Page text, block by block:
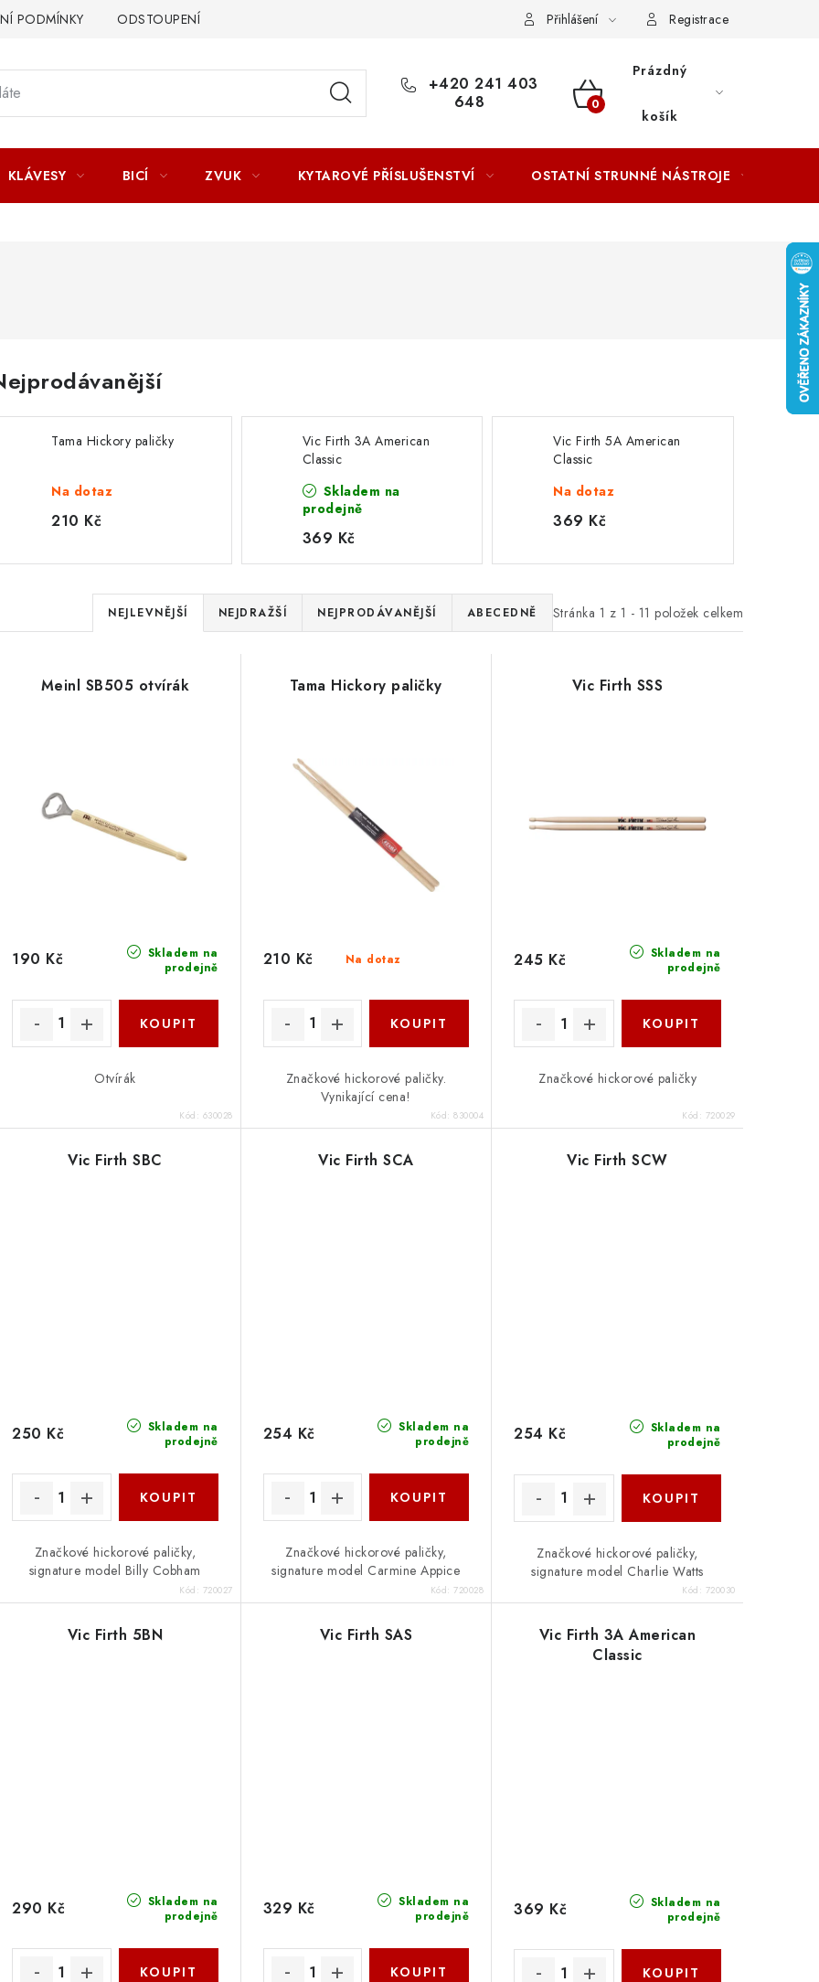
PODMÍNKY ODSTOUPENÍ OD SMLOUVY ZÁSADY ZPRACOVÁNÍ OSOBNÍCH ÚDAJŮ
Přihlášení Registrace
+420 241 403
648
NÁKUPNÍ
Prázdný
košík
KLÁVESY BICÍ ZVUK KYTAROVÉ PŘÍSLUŠENSTVÍ OSTATNÍ STRUNNÉ NÁSTROJE
Tama Hickory paličky
Na dotaz
210 Kč
Vic Firth 3A American
Classic
Skladem na
prodejně
369 Kč
Vic Firth 5A American
Classic
Na dotaz
369 Kč
Stránka 1 z 1 - 11 položek celkem
Ř
a
z
p
k
t
ů
NEJLEVNĚJŠÍ NEJDRAŽŠÍ NEJPRODÁVANĚJŠÍ ABECEDNĚ
Meinl SB505 otvírák
Skladem na
prodejně
190 Kč
Otvírák
Kód: 630028
Tama Hickory paličky
Na dotaz
210 Kč
Značkové hickorové paličky.
Vynikající cena!
Kód:830004
Vic Firth SSS
Skladem na
prodejně
245 Kč
Značkové hickorové paličky
Kód: 720029
Vic Firth SBC
Skladem na
prodejně
250 Kč
Značkové hickorové paličky,
signature model Billy Cobham
Kód: 720027
Vic Firth SCA
Skladem na
prodejně
254 Kč
Značkové hickorové paličky,
signature model Carmine Appice
Kód:720028
Vic Firth SCW
Skladem na
prodejně
254 Kč
Značkové hickorové paličky,
signature model Charlie Watts
Kód: 720030
Vic Firth 5BN
Skladem na
prodejně
290 Kč
Vic Firth SAS
Skladem na
prodejně
329 Kč
Vic Firth 3A American
Classic
Skladem na
prodejně
369 Kč